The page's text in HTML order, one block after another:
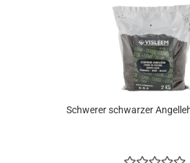
​Schwerer schwarzer